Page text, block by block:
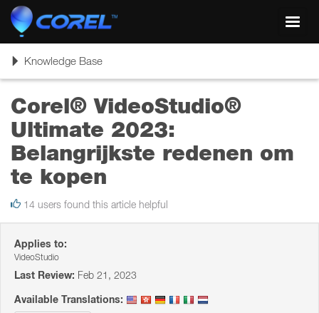
ToggleKnowledge Base
Corel® VideoStudio®
Ultimate 2023:
Belangrijkste redenen om
te kopen
14 users found this article helpful
Applies to:
VideoStudio
Last Review: Feb 21, 2023
Available Translations: